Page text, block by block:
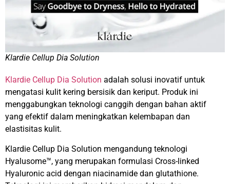
Klardie Cellup Dia Solution
Klardie Cellup Dia Solution adalah solusi inovatif untuk
mengatasi kulit kering bersisik dan keriput. Produk ini
menggabungkan teknologi canggih dengan bahan aktif
yang efektif dalam meningkatkan kelembapan dan
elastisitas kulit.
Klardie Cellup Dia Solution mengandung teknologi
Hyalusome™, yang merupakan formulasi Cross-linked
Hyaluronic acid dengan niacinamide dan glutathione.